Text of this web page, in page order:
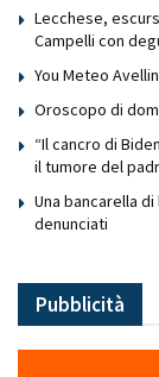
Lecchese,
Campelli con
You Meteo
Oroscopo di
“Il cancro di
il tumore del
Una bancarella
denunciati
Pubblicità